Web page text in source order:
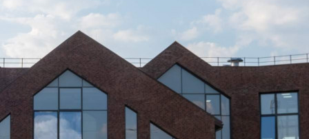
Москва / Московская обл
Получить контакты
Посмотреть на карте
Предлагается в аренду помещение в ТЦ "Галерея Новые
Вешки". Формат помещения: street-mall площадью 597.9 кв. м.,
с возможностью частичной аренды площади 145.2 м2 на 1
этаже. В прямую аренду, на срок от 1 (одного) года с
предоплатой за 1 (один) месяц (с возможностью арендных
каникул). Включено в ставку: эксп...
471 (+2)
Навигация